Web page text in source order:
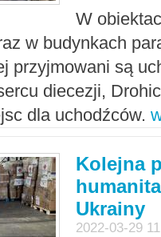
W
w budynkach
przyjmowani są
diecezji,
dla uchodźców.
Kolejna
Ukrainy
2022-03-29